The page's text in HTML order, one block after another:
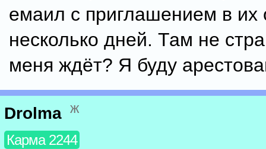
емаил с приглашением в их
несколько дней. Там не
меня ждёт? Я буду
Drolma ж
Карма 2244